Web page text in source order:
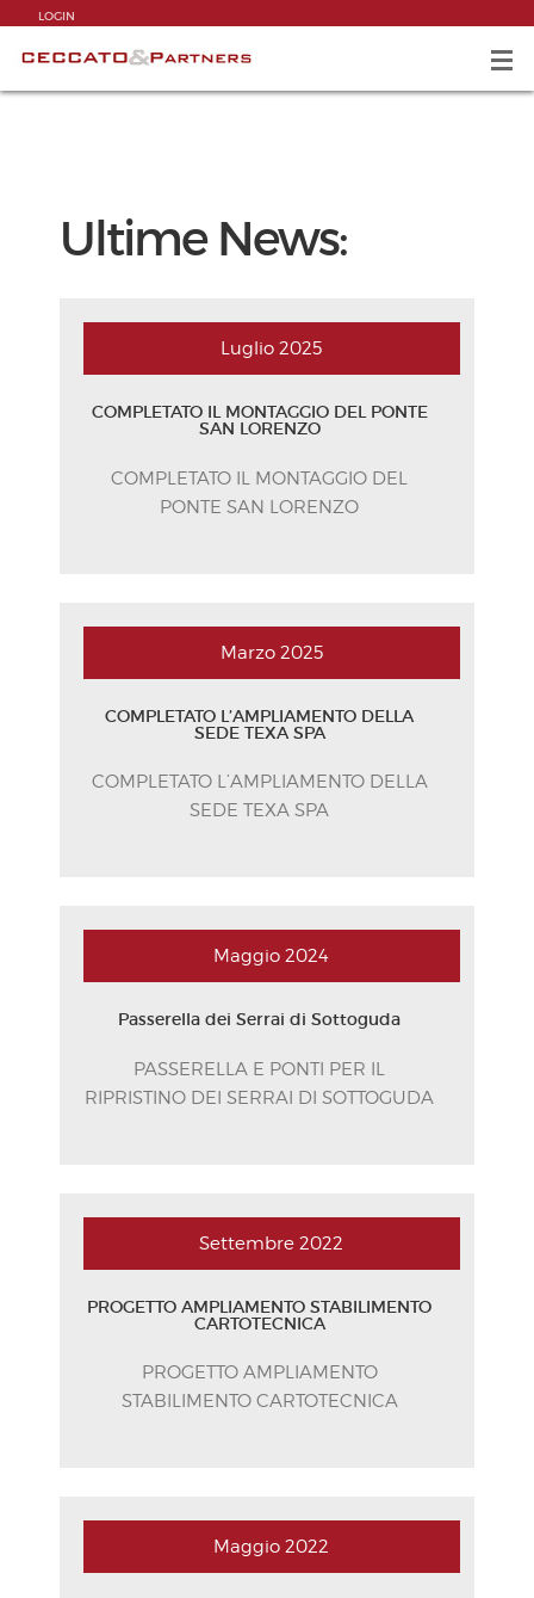
LOGIN
Ultime News:
Luglio 2025
COMPLETATO IL MONTAGGIO DEL PONTE
SAN LORENZO
COMPLETATO IL MONTAGGIO DEL
PONTE SAN LORENZO
Marzo 2025
COMPLETATO L’AMPLIAMENTO DELLA
SEDE TEXA SPA
COMPLETATO L’AMPLIAMENTO DELLA
SEDE TEXA SPA
Maggio 2024
Passerella dei Serrai di Sottoguda
PASSERELLA E PONTI PER IL
RIPRISTINO DEI SERRAI DI SOTTOGUDA
Settembre 2022
PROGETTO AMPLIAMENTO STABILIMENTO
CARTOTECNICA
PROGETTO AMPLIAMENTO
STABILIMENTO CARTOTECNICA
Maggio 2022